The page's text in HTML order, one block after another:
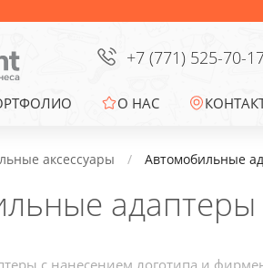
+7 (771) 525-70-
О НАС
аксессуары Автомобильные
адаптеры